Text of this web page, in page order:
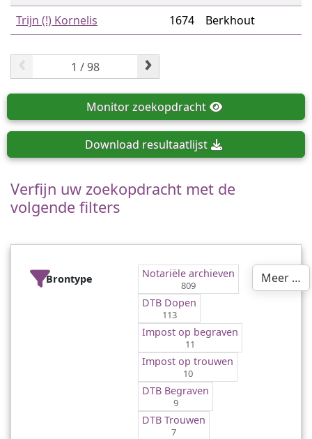
Trijn (!) Kornelis
1674 Berkhout
‹ ›
Monitorzoekopdracht
Download resultaatlijst
Verfijn uw zoekopdracht met de
volgende filters
Brontype Notariële archieven
809
DTB Dopen
113
Impost op begraven
11
Impost op trouwen
10
DTB Begraven
9
DTB Trouwen
7
Meer …